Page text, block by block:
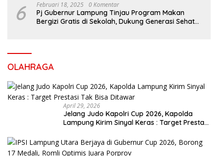
6 Februari 18, 2025 0 Komentar
Pj Gubernur Lampung Tinjau Program Makan
Bergizi Gratis di Sekolah, Dukung Generasi Sehat
OLAHRAGA
April 29, 2026
Jelang Judo Kapolri Cup 2026, Kapolda
Lampung Kirim Sinyal Keras : Target Prestasi